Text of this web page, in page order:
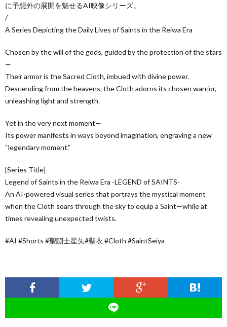
に予想外の展開を魅せるAI映像シリーズ。
/
A Series Depicting the Daily Lives of Saints in the Reiwa Era
Chosen by the will of the gods, guided by the protection of the stars
—
Their armor is the Sacred Cloth, imbued with divine power.
Descending from the heavens, the Cloth adorns its chosen warrior,
unleashing light and strength.
Yet in the very next moment—
Its power manifests in ways beyond imagination, engraving a new
“legendary moment.”
[Series Title]
Legend of Saints in the Reiwa Era -LEGEND of SAINTS-
An AI-powered visual series that portrays the mystical moment
when the Cloth soars through the sky to equip a Saint—while at
times revealing unexpected twists.
#AI #Shorts #聖闘士星矢#聖衣 #Cloth #SaintSeiya